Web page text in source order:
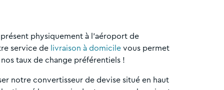
physiquement à l'aéroport de
service de livraison à domicile vous permet
taux de change préférentiels !
notre convertisseur de devise situé en haut